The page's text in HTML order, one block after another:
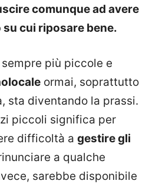
comunque ad avere
cui riposare bene.
più piccole e
ormai, soprattutto
sta diventando la prassi.
piccoli significa per
difficoltà a gestire gli
a qualche
sarebbe disponibile